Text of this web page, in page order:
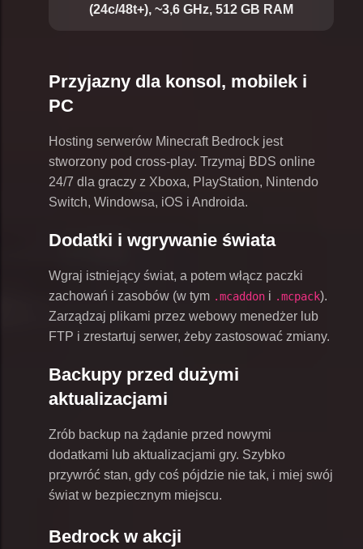
(24c/48t+), ~3,6 GHz, 512 GB RAM
Przyjazny dla konsol, mobilek i
PC
Hosting serwerów Minecraft Bedrock jest
stworzony pod cross-play. Trzymaj BDS online
24/7 dla graczy z Xboxa, PlayStation, Nintendo
Switch, Windowsa, iOS i Androida.
Dodatki i wgrywanie świata
Wgraj istniejący świat, a potem włącz paczki
zachowań i zasobów (w tym .mcaddon i .mcpack).
Zarządzaj plikami przez webowy menedżer lub
FTP i zrestartuj serwer, żeby zastosować zmiany.
Backupy przed dużymi
aktualizacjami
Zrób backup na żądanie przed nowymi
dodatkami lub aktualizacjami gry. Szybko
przywróć stan, gdy coś pójdzie nie tak, i miej swój
świat w bezpiecznym miejscu.
Bedrock w akcji